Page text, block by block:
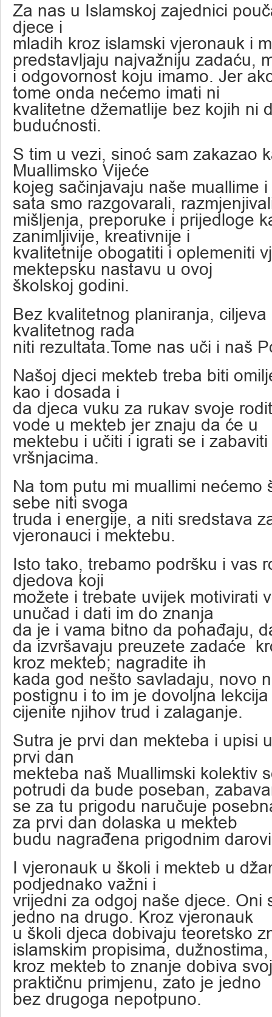
Za nas u Islamskoj zajednici
djece i
mladih kroz islamski vjeronauk i
predstavljaju najvažniju zadaću,
i odgovornost koju imamo. Jer
tome onda nećemo imati ni
kvalitetne džematlije bez kojih ni
budućnosti.
S tim u vezi, sinoć sam zakazao
Muallimsko Vijeće
kojeg sačinjavaju naše muallime
sata smo razgovarali,
mišljenja, preporuke i prijedloge
zanimljivije, kreativnije i
kvalitetnije obogatiti i oplemeniti
mektepsku nastavu u ovoj
školskoj godini.
Bez kvalitetnog planiranja, ciljeva
kvalitetnog rada
niti rezultata.Tome nas uči i naš
Našoj djeci mekteb treba biti
kao i dosada i
da djeca vuku za rukav svoje
vode u mekteb jer znaju da će u
mektebu i učiti i igrati se i
vršnjacima.
Na tom putu mi muallimi nećemo
sebe niti svoga
truda i energije, a niti sredstava
vjeronauci i mektebu.
Isto tako, trebamo podršku i vas
djedova koji
možete i trebate uvijek motivirati
unučad i dati im do znanja
da je i vama bitno da pohađaju,
da izvršavaju preuzete zadaće
kroz mekteb; nagradite ih
kada god nešto savladaju, novo
postignu i to im je dovoljna
cijenite njihov trud i zalaganje.
Sutra je prvi dan mekteba i upisi
prvi dan
mekteba naš Muallimski kolektiv
potrudi da bude poseban,
se za tu prigodu naručuje
za prvi dan dolaska u mekteb
budu nagrađena prigodnim
I vjeronauk u školi i mekteb u
podjednako važni i
vrijedni za odgoj naše djece. Oni
jedno na drugo. Kroz vjeronauk
u školi djeca dobivaju teoretsko
islamskim propisima,
kroz mekteb to znanje dobiva
praktičnu primjenu, zato je jedno
bez drugoga nepotpuno.